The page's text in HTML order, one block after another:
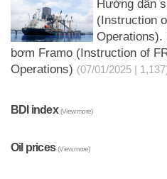
Hướng dẫn
(Instruction
bơm Framo (Instruction of
Operations) (07/01/2025 |
BDI index(View more)
Oil prices(View more)